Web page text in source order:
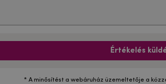
Értékelés
* A minősítést a webáruház üzemeltetője a